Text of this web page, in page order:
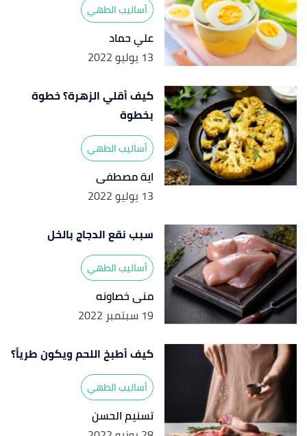
أساليب الطهي
علي حماد
13 يوليو 2022
كيف أقلي الزهرة؟ خطوة
بخطوة
أساليب الطهي
اية مصطفى
13 يوليو 2022
سبب نقع الدجاج بالخل
أساليب الطهي
منى خصاونه
19 سبتمبر 2022
كيف أطبخ اللحم ويكون طرياً؟
أساليب الطهي
تسنيم الحسن